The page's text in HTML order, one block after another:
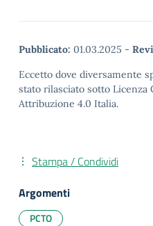
Pubblicato: 01.03.2025 -
Eccetto dove diversamente
stato rilasciato sotto Licenza
Attribuzione 4.0 Italia.
Stampa / Condividi
Argomenti
PCTO